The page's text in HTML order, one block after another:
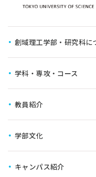
創域理工学部・研究科に
学科・専攻・コース
学科・専攻
6年一貫教育コース
横断型コース
教員紹介
学部文化
キャンパス紹介